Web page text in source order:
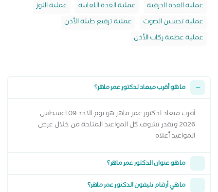
عملية الغدة الدرقية
عملية الغدة اللعابية
عملية اللوز
عملية تحسين الصوت
عملية ترقيع طبلة الأذن
عملية عظمة ركاب الأذن
ما هو أقرب ميعاد لدكتور عمر ماهر؟
أقرب ميعاد لدكتور عمر ماهر هو يوم الاحد 09 اغسطس
2026 وتقدر تشوف كل المواعيد المتاحة من خلال عرض
المواعيد أعلاه
ما هو عنوان الدكتور عمر ماهر؟
ما هي أرقام تليفون الدكتور عمر ماهر؟